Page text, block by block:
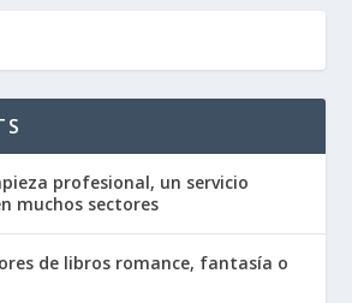
profesional, un servicio
muchos sectores
de libros romance, fantasía o